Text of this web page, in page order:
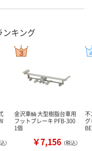
ンキング
）
金沢車輌 大型樹脂台車用
フットブレーキ PFB-300
1個
￥7,156 （税込）
不